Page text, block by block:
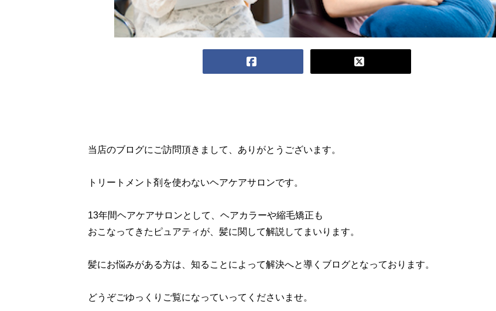
当店のブログにご訪問頂きまして、ありがとうございます。
トリートメント剤を使わないヘアケアサロンです。
13年間ヘアケアサロンとして、ヘアカラーや縮毛矯正も
おこなってきたピュアティが、髪に関して解説してまいります。
髪にお悩みがある方は、知ることによって解決へと導くブログとなっております。
どうぞごゆっくりご覧になっていってくださいませ。